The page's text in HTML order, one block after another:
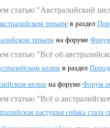
статью "Австралийский
терьере в раздел
терьере на форуме
статью "Всё об
келпи в раздел
келпи на форуме Форум
статью "Всё о
пастушья собака